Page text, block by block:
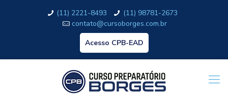
(11) 2221-8493
(11) 98781-2673
contato@cursoborges.com.br
Acesso CPB-EAD